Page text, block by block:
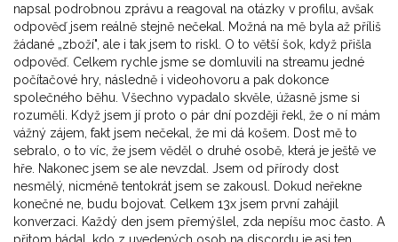
napsal podrobnou zprávu a reagoval na otázky v profilu, avšak
odpověď jsem reálně stejně nečekal. Možná na mě byla až příliš
žádané „zboží", ale i tak jsem to riskl. O to větší šok, když přišla
odpověď. Celkem rychle jsme se domluvili na streamu jedné
počítačové hry, následně i videohovoru a pak dokonce
společného běhu. Všechno vypadalo skvěle, úžasně jsme si
rozuměli. Když jsem jí proto o pár dní později řekl, že o ní mám
vážný zájem, fakt jsem nečekal, že mi dá košem. Dost mě to
sebralo, o to víc, že jsem věděl o druhé osobě, která je ještě ve
hře. Nakonec jsem se ale nevzdal. Jsem od přírody dost
nesmělý, nicméně tentokrát jsem se zakousl. Dokud neřekne
konečné ne, budu bojovat. Celkem 13x jsem první zahájil
konverzaci. Každý den jsem přemýšlel, zda nepíšu moc často. A